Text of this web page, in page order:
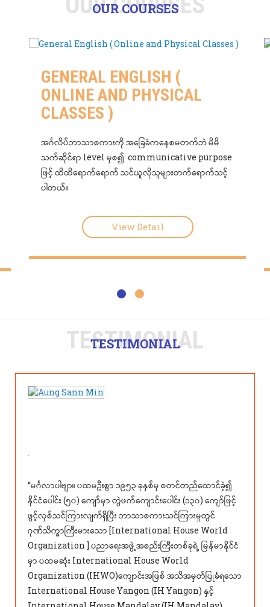
OUR COURSES
GENERAL ENGLISH (
ONLINE AND PHYSICAL
CLASSES )
အင်္ဂလိပ်ဘာသာစကားကို အခြေခံကနေစမတက်ဘဲ မိမိ
သက်ဆိုင်ရာ level မှစ၍ communicative purpose
ဖြင့် ထိထိရောက်ရောက် သင်ယူလိုသူများတက်ရောက်သင့်
ပါတယ်။
View Detail
TESTIMONIAL
TESTIMONIAL
“မင်္ဂလာပါဗျာ။ ပထမဦးစွာ ၁၉၅၃ ခုနှစ်မှ စတင်တည်ထောင်ခဲ့၍
နိုင်ငံပေါင်း (၅၀) ကျော်မှာ တွဲဖက်ကျောင်းပေါင်း (၁၃၀) ကျော်ဖြင့်
ဖွင့်လှစ်သင်ကြားလျက်ရှိပြီး ဘာသာစကားသင်ကြားမှုတွင်
ဂုဏ်သိက္ခာကြီးမားသော [International House World
Organization ] ပညာရေးအဖွဲ့အစည်းကြီးတစ်ခုရဲ့ မြန်မာနိုင်ငံ
မှာ ပထမဆုံး International House World
Organization (IHWO)ကျောင်းအဖြစ် အသိအမှတ်ပြုခံရသော
International House Yangon (IH Yangon) နှင့်